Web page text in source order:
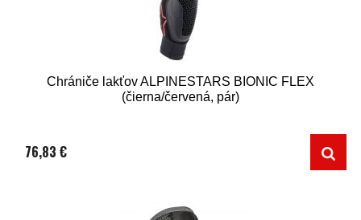
Chrániče lakťov ALPINESTARS BIONIC FLEX
(čierna/červená, pár)
76,83 €